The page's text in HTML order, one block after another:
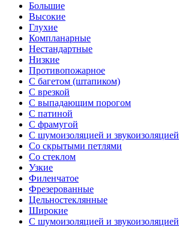
Большие
Высокие
Глухие
Компланарные
Нестандартные
Низкие
Противопожарное
С багетом (штапиком)
С врезкой
С выпадающим порогом
С патиной
С фрамугой
С шумоизоляцией и звукоизоляцией
Со скрытыми петлями
Со стеклом
Узкие
Филенчатое
Фрезерованные
Цельностеклянные
Широкие
С шумоизоляцией и звукоизоляцией